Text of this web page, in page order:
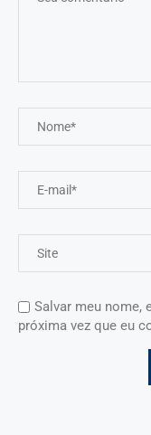
Salvar meu nome,
próxima vez que eu